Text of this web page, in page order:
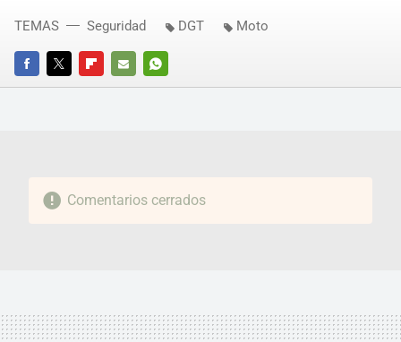
FACEBOOKTWITTERFLIPBOARD
E-
WHATSAPP
TEMAS Seguridad DGT Moto
Comentarios cerrados